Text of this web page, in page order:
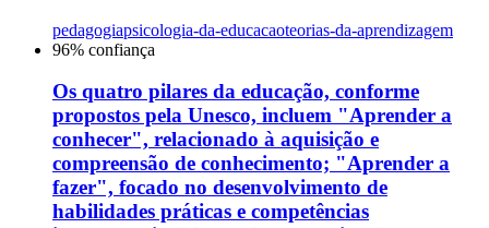
pedagogiapsicologia-da-educacaoteorias-da-aprendizagem
96% confiança
Os quatro pilares da educação, conforme
propostos pela Unesco, incluem "Aprender a
conhecer", relacionado à aquisição e
compreensão de conhecimento; "Aprender a
fazer", focado no desenvolvimento de
habilidades práticas e competências